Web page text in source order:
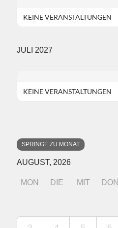
KEINE VERANSTALTUNGEN
JULI 2027
KEINE VERANSTALTUNGEN
SPRINGE ZU MONAT
AUGUST, 2026
MON DIE MIT DON